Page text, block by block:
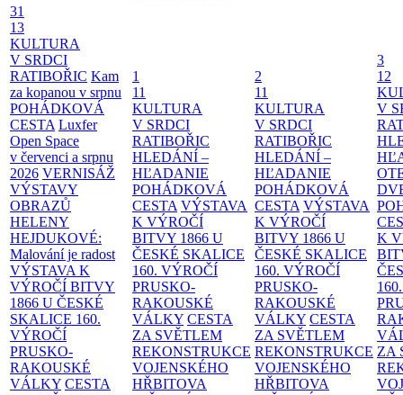
31
13
KULTURA
V SRDCI
RATIBOŘIC Kam
za kopanou v srpnu
POHÁDKOVÁ
CESTA Luxfer
Open Space
v červenci a srpnu
2026 VERNISÁŽ
VÝSTAVY
OBRAZŮ
HELENY
HEJDUKOVÉ:
Malování je radost
VÝSTAVA K
VÝROČÍ BITVY
1866 U ČESKÉ
SKALICE 160.
VÝROČÍ
PRUSKO-
RAKOUSKÉ
VÁLKY CESTA
1
11
KULTURA
V SRDCI
RATIBOŘIC
HLEDÁNÍ –
HĽADANIE
POHÁDKOVÁ
CESTA VÝSTAVA
K VÝROČÍ
BITVY 1866 U
ČESKÉ SKALICE
160. VÝROČÍ
PRUSKO-
RAKOUSKÉ
VÁLKY CESTA
ZA SVĚTLEM
REKONSTRUKCE
VOJENSKÉHO
HŘBITOVA
2
11
KULTURA
V SRDCI
RATIBOŘIC
HLEDÁNÍ –
HĽADANIE
POHÁDKOVÁ
CESTA VÝSTAVA
K VÝROČÍ
BITVY 1866 U
ČESKÉ SKALICE
160. VÝROČÍ
PRUSKO-
RAKOUSKÉ
VÁLKY CESTA
ZA SVĚTLEM
REKONSTRUKCE
VOJENSKÉHO
HŘBITOVA
3
12
V
K
ZA